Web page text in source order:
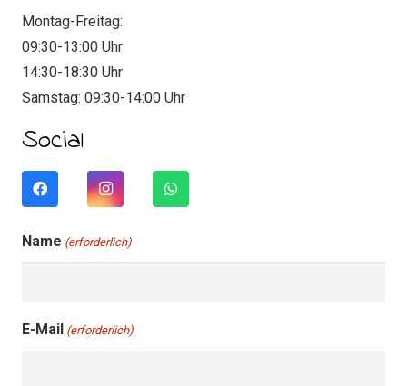
Montag-Freitag:
09:30-13:00 Uhr
14:30-18:30 Uhr
Samstag: 09:30-14:00 Uhr
Social
Name (erforderlich)
E-Mail (erforderlich)